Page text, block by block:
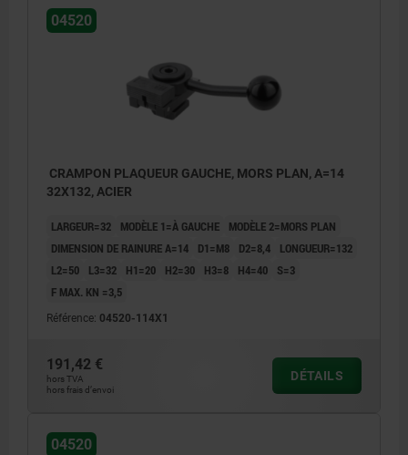
04520
CRAMPON PLAQUEUR GAUCHE, MORS PLAN, A=14
32X132, ACIER
LARGEUR=32 MODÈLE 1=À GAUCHE
MODÈLE 2=MORS PLAN
DIMENSION DE RAINURE A=14
D1=M8 D2=8,4
LONGUEUR=132
L2=50
L3=32 H1=20 H2=30 H3=8 H4=40
S=3
F MAX. KN =3,5
Référence: 04520-114X1
191,42 €
hors TVA
hors frais d’envoi
DÉTAILS
04520